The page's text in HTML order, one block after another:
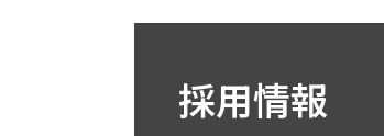
採用情報